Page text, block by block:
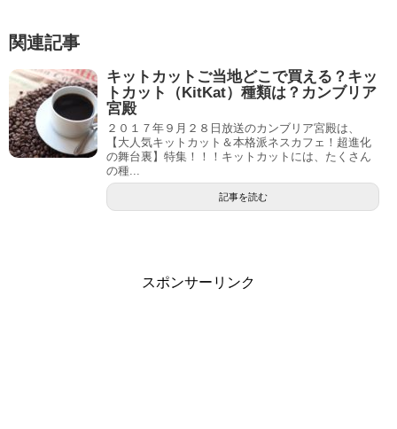
関連記事
キットカットご当地どこで買える？キッ
トカット（KitKat）種類は？カンブリア
宮殿
２０１７年９月２８日放送のカンブリア宮殿は、
【大人気キットカット＆本格派ネスカフェ！超進化
の舞台裏】特集！！！キットカットには、たくさん
の種...
記事を読む
スポンサーリンク